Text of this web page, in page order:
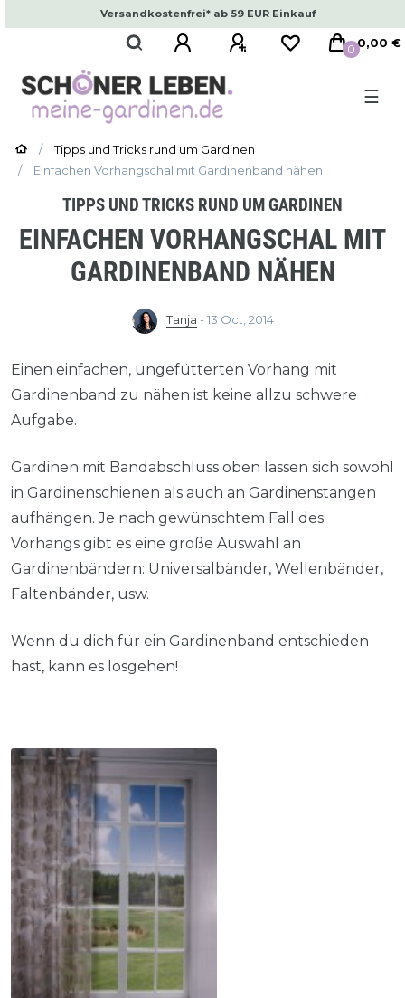
Versandkostenfrei* ab 59 EUR Einkauf
0 0,00 €
☰
Tipps und Tricks rund um Gardinen
Einfachen Vorhangschal mit Gardinenband nähen
TIPPS UND TRICKS RUND UM GARDINEN
EINFACHEN VORHANGSCHAL MIT
GARDINENBAND NÄHEN
Tanja - 13 Oct, 2014
Einen einfachen, ungefütterten Vorhang mit
Gardinenband zu nähen ist keine allzu schwere
Aufgabe.
Gardinen mit Bandabschluss oben lassen sich sowohl
in Gardinenschienen als auch an Gardinenstangen
aufhängen. Je nach gewünschtem Fall des
Vorhangs gibt es eine große Auswahl an
Gardinenbändern: Universalbänder, Wellenbänder,
Faltenbänder, usw.
Wenn du dich für ein Gardinenband entschieden
hast, kann es losgehen!